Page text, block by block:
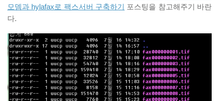
모뎀과 hylafax로 팩스서버 구축하기
포스팅을 참고해주기 바란
다.